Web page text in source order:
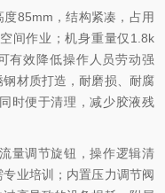
85mm，结构紧凑，占用
间作业；机身重量仅1.8k
有效降低操作人员劳动强
材质打造，耐磨损、耐腐
时便于清理，减少胶液残
量调节旋钮，操作逻辑清
业培训；内置压力调节阀